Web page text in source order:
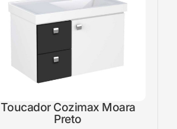
Toucador Cozimax Moara
Preto